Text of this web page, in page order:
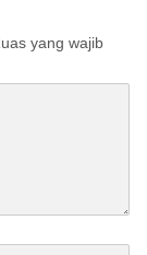
yang wajib